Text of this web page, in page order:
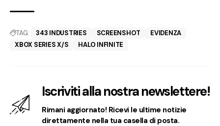
TAG: 343 INDUSTRIES SCREENSHOT
EVIDENZA
XBOX SERIES X/S
HALO INFINITE
Iscriviti alla nostra newslettere!
Rimani aggiornato! Ricevi le ultime notizie
direttamente nella tua casella di posta.